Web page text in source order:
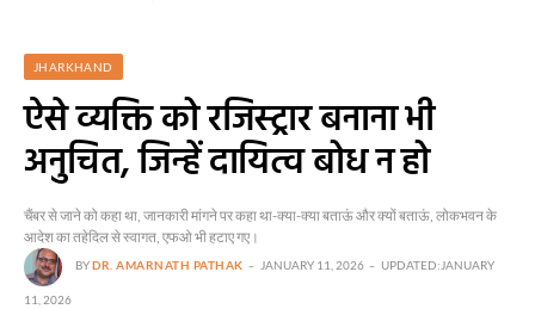
JHARKHAND
ऐसे व्यक्ति को रजिस्ट्रार बनाना भी
अनुचित, जिन्हें दायित्व बोध न हो
चैंबर से जाने को कहा था, जानकारी मांगने पर कहा था-क्या-क्या बताऊं और क्यों बताऊं, लोकभवन के
आदेश का तहेदिल से स्वागत, एफओ भी हटाए गए।
BYDR. AMARNATH PATHAK JANUARY 11, 2026 UPDATED: JANUARY
11, 2026